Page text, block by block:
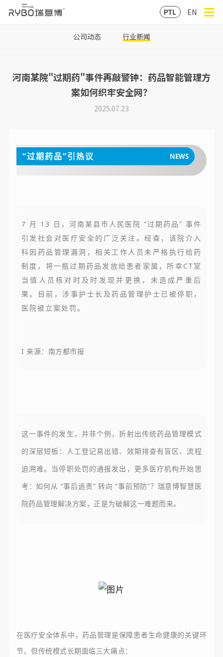
EN
公司动态 行业新闻
河南某院"过期药"事件再敲警钟：药品智能管理方
案如何织牢安全网？
2025.07.23
“过期药品”引热议 NEWS
7 月 13 日，河南某县市人民医院 “过期药品” 事件
引发社会对医疗安全的广泛关注。经查，该院介入
科因药品管理漏洞，相关工作人员未严格执行给药
制度，将一瓶过期药品发放给患者家属，所幸CT室
当值人员核对时及时发现并更换，未造成严重后
果。目前，涉事护士长及药品管理护士已被停职，
医院被立案处罚。
I 来源：南方都市报
这一事件的发生，并非个例 ，折射出传统药品管理模式
的深层短板：人工登记易出错、效期排查有盲区、流程
追溯难。当停职处罚的通报发出，更多医疗机构开始思
考：如何从 “事后追责” 转向 “事前预防”？瑞意博智慧医
院药品管理解决方案，正是为破解这一难题而来。
在医疗安全体系中，药品管理是保障患者生命健康的关键环
节，但传统模式长期面临三大痛点：